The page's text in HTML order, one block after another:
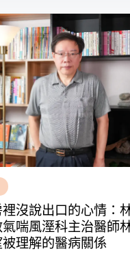
沒說出口的心情：
氣喘風溼科主治醫師
理解的醫病關係